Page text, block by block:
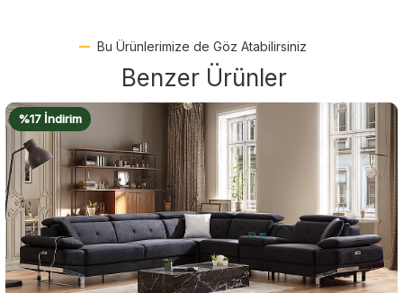
Bu Ürünlerimize de Göz Atabilirsiniz
Benzer Ürünler
%18 İndirim